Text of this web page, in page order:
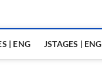
| ENG JSTAGES | ENG